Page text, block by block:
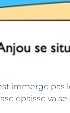
immergé
épaisse va